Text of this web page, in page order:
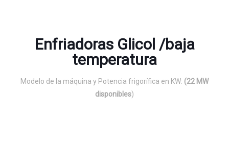
Enfriadoras Glicol /baja
temperatura
Modelo de la máquina y Potencia frigorífica en KW: (22 MW
disponibles)